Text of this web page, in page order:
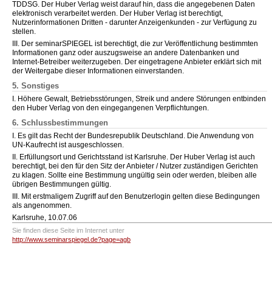
TDDSG. Der Huber Verlag weist darauf hin, dass die angegebenen Daten
elektronisch verarbeitet werden. Der Huber Verlag ist berechtigt,
Nutzerinformationen Dritten - darunter Anzeigenkunden - zur Verfügung zu
stellen.
III. Der seminarSPIEGEL ist berechtigt, die zur Veröffentlichung bestimmten
Informationen ganz oder auszugsweise an andere Datenbanken und
Internet-Betreiber weiterzugeben. Der eingetragene Anbieter erklärt sich mit
der Weitergabe dieser Informationen einverstanden.
5. Sonstiges
I. Höhere Gewalt, Betriebsstörungen, Streik und andere Störungen entbinden
den Huber Verlag von den eingegangenen Verpflichtungen.
6. Schlussbestimmungen
I. Es gilt das Recht der Bundesrepublik Deutschland. Die Anwendung von
UN-Kaufrecht ist ausgeschlossen.
II. Erfüllungsort und Gerichtsstand ist Karlsruhe. Der Huber Verlag ist auch
berechtigt, bei den für den Sitz der Anbieter / Nutzer zuständigen Gerichten
zu klagen. Sollte eine Bestimmung ungültig sein oder werden, bleiben alle
übrigen Bestimmungen gültig.
III. Mit erstmaligem Zugriff auf den Benutzerlogin gelten diese Bedingungen
als angenommen.
Karlsruhe, 10.07.06
Sie finden diese Seite im Internet unter
http://www.seminarspiegel.de?page=agb